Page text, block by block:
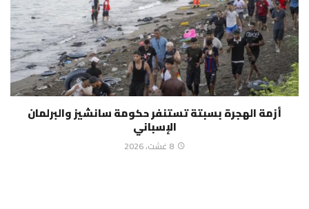
أزمة الهجرة بسبتة تستنفر حكومة سانشيز والبرلمان
الإسباني
8 غشت، 2026